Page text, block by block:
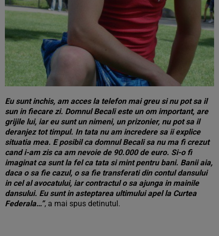
Eu sunt inchis, am acces la telefon mai greu si nu pot sa il
sun in fiecare zi. Domnul Becali este un om important, are
grijile lui, iar eu sunt un nimeni, un prizonier, nu pot sa il
deranjez tot timpul. In tata nu am incredere sa ii explice
situatia mea. E posibil ca domnul Becali sa nu ma fi crezut
cand i-am zis ca am nevoie de 90.000 de euro. Si-o fi
imaginat ca sunt la fel ca tata si mint pentru bani. Banii aia,
daca o sa fie cazul, o sa fie transferati din contul dansului
in cel al avocatului, iar contractul o sa ajunga in mainile
dansului. Eu sunt in asteptarea ultimului apel la Curtea
Federala…”, a mai spus detinutul.